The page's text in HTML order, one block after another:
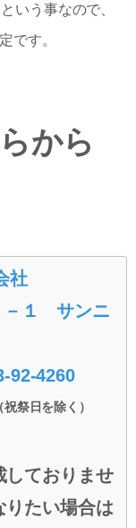
いう事なので、
です。
から
社
－１ サンニ
92-4260
祭日を除く）
しておりませ
りたい場合は